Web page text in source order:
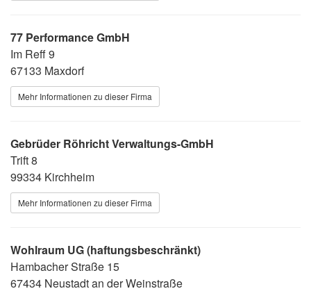
77 Performance GmbH
Im Reff 9
67133 Maxdorf
Mehr Informationen zu dieser Firma
Gebrüder Röhricht Verwaltungs-GmbH
Trift 8
99334 Kirchheim
Mehr Informationen zu dieser Firma
Wohlraum UG (haftungsbeschränkt)
Hambacher Straße 15
67434 Neustadt an der Weinstraße